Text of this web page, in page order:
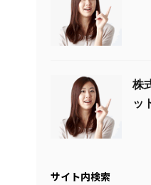
株
ッ
サイト内検索